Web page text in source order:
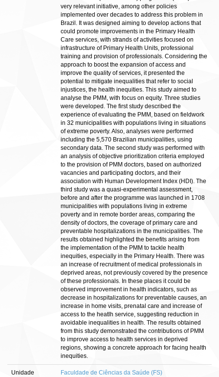
very relevant initiative, among other policies
implemented over decades to address this problem in
Brazil. It was designed aiming to develop actions that
could promote improvements in the Primary Health
Care services, with strands of activities focused on
infrastructure of Primary Health Units, professional
training and provision of professionals. Considering the
approach to boost the expansion of access and
improve the quality of services, it presented the
potential to mitigate inequalities that refer to social
injustices, the health inequities. This study aimed to
analyse the PMM, with focus on equity. Three studies
were developed. The first study described the
experience of evaluating the PMM, based on fieldwork
in 32 municipalities with populations living in situations
of extreme poverty. Also, analyses were performed
including the 5,570 Brazilian municipalities, using
secondary data. The second study was performed with
an analysis of objective prioritization criteria employed
to the provision of PMM doctors, based on authorized
vacancies and participating doctors, and their
association with Human Development Index (HDI). The
third study was a quasi-experimental assessment,
before and after the programme was launched in 1708
municipalities with populations living in extreme
poverty and in remote border areas, comparing the
density of doctors, the coverage of primary care and
preventable hospitalizations in the municipalities. The
results obtained highlighted the benefits arising from
the implementation of the PMM to tackle health
inequities, especially in the Primary Health. There was
an increase of recruitment of medical professionals in
deprived areas, not previously covered by the presence
of these professionals. In these places it could be
observed improvement in health indicators, such as
decrease in hospitalizations for preventable causes, an
increase in home visits, prenatal care and increase of
access to the heatlh service, suggesting reduction in
avoidable inequalities in health. The results obtained
from this study demonstrated the contributions of PMM
to improve access to health services in deprived
regions, showing a concrete approach for facing health
inequities.
Unidade
Faculdade de Ciências da Saúde (FS)